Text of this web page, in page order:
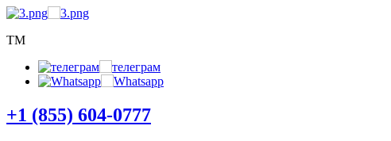
TM
+1 (855) 604-0777
604-